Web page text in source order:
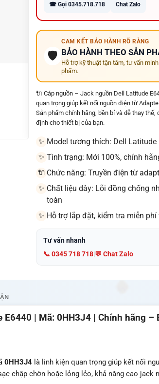
lượng cao, tương thích chuẩn theo
⚡ Khắc phục các lỗi:
Không nhận ổ cứng – chập chờn màn
– mất hình – chớp tắt – lỏng kết
💻 Hỗ trợ nhiều dòng Dell, HP,
Macbook...
trước khi giao máy
🚚 Miễn phí giao hàng toàn quốc –
Quảng Ngãi
☎ Gọi 0345.718.718 Chat Zalo
🛡️
CAM KẾT BẢO HÀNH RÕ RÀNG
BẢO HÀNH THEO SẢN
Hỗ trợ kỹ thuật tận tâm, tư vấn
phẩm.
🔌 Cáp nguồn – Jack nguồn Dell Latitude
quan trọng giúp kết nối nguồn điện từ
Sản phẩm chính hãng, bền bỉ và dễ thay
định cho thiết bị của bạn.
✨ Model tương thích: Dell Latitude
✨ Tình trạng: Mới 100%, chính
🔌 Chức năng: Truyền điện từ
✨ Chất liệu dây: Lõi đồng chống
toàn
✨ Hỗ trợ lắp đặt, kiểm tra miễn
Tư vấn nhanh
📞 0345 718 718|💬 Chat Zalo
| Mã: 0HH3J4 | Chính hãng –
0HH3J4 là linh kiện quan trọng giúp kết nối
chập chờn hoặc lỏng lẻo, khả năng cao jack